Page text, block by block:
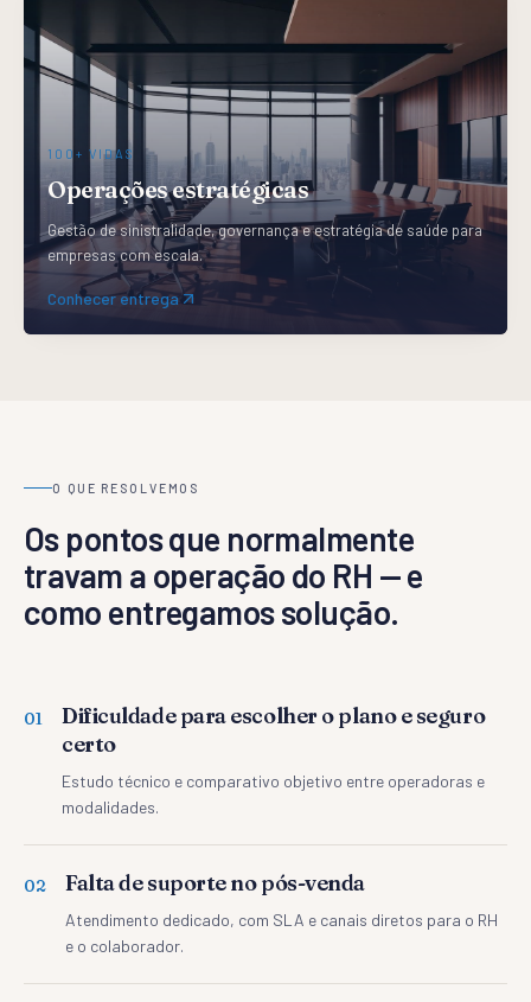
100+ VIDAS
Operações estratégicas
Gestão de sinistralidade, governança e estratégia de saúde para
empresas com escala.
Conhecer entrega
O QUE RESOLVEMOS
Os pontos que normalmente
travam a operação do RH — e
como entregamos solução.
01
Dificuldade para escolher o plano e seguro
certo
Estudo técnico e comparativo objetivo entre operadoras e
modalidades.
02 Falta de suporte no pós-venda
Atendimento dedicado, com SLA e canais diretos para o RH
e o colaborador.